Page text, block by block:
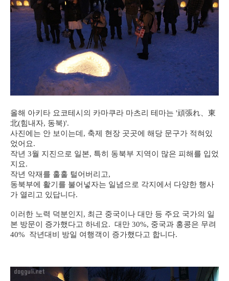
올해 아키타 요코테시의 카마쿠라 마츠리 테마는 '頑張れ、東
北(힘내자, 동북)'.
사진에는 안 보이는데, 축제 현장 곳곳에 해당 문구가 적혀있
었어요.
작년 3월 지진으로 일본, 특히 동북부 지역이 많은 피해를 입었
지요.
작년 악재를 훌훌 털어버리고,
동북부에 활기를 불어넣자는 일념으로 각지에서 다양한 행사
가 열리고 있답니다.
이러한 노력 덕분인지, 최근 중국이나 대만 등 주요 국가의 일
본 방문이 증가했다고 하네요. 대만 30%, 중국과 홍콩은 무려
40% 작년대비 방일 여행객이 증가했다고 합니다.